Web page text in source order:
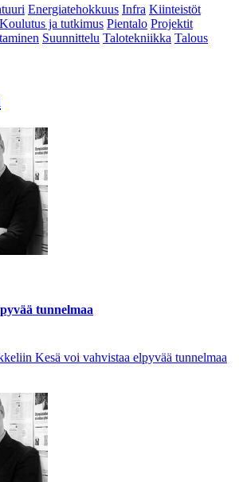
Energiatehokkuus Infra Kiinteistöt
Koulutus ja tutkimus Pientalo Projektit
Suunnittelu Talotekniikka Talous
tunnelmaa
Kesä voi vahvistaa elpyvää tunnelmaa